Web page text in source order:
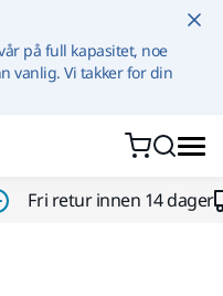
på full kapasitet, noe
vanlig. Vi takker for din
Fri retur innen 14 dager